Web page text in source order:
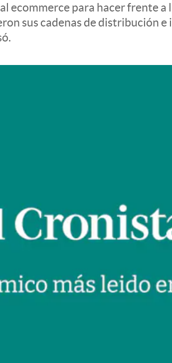
para hacer frente a
sus cadenas de distribución